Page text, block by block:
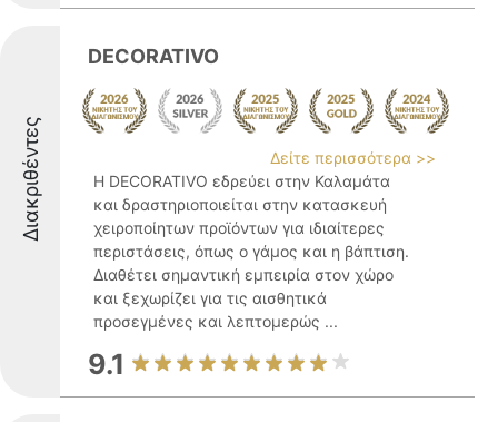
Διακριθέντες
DECORATIVO
Δείτε περισσότερα >>
Η DECORATIVO εδρεύει στην Καλαμάτα
και δραστηριοποιείται στην κατασκευή
χειροποίητων προϊόντων για ιδιαίτερες
περιστάσεις, όπως ο γάμος και η βάπτιση.
Διαθέτει σημαντική εμπειρία στον χώρο
και ξεχωρίζει για τις αισθητικά
προσεγμένες και λεπτομερώς ...
9.1